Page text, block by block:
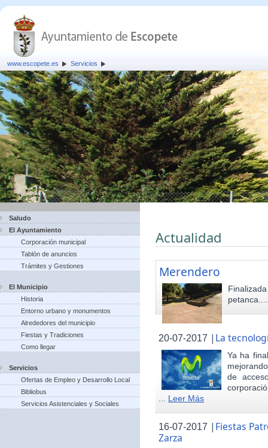
www.escopete.es Servicios
Saludo
El Ayuntamiento
Corporación municipal
Tablón de anuncios
Trámites y Gestiones
El Municipio
Historia
Entorno urbano y monumentos
Alrededores del municipio
Fiestas y Tradiciones
Como llegar
Servicios
Ofertas de Empleo y Desarrollo Local
Bibliobus
Servicios Asistenciales y Sociales
Actualidad
Merendero
20-07-2017 | La
Ya ha
de
Leer Más
16-07-2017 | Fiestas
Zarza